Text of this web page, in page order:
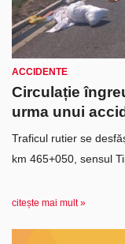
ACCIDENTE
Circulație
urma unui
Traficul rutier se
km 465+050, sensul
citește mai mult »